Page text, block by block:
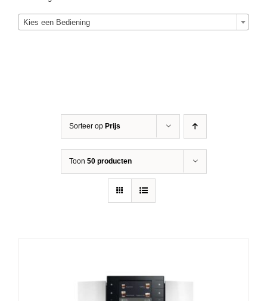
Sorteer op Prijs
Toon 50 producten
Kies een Bediening